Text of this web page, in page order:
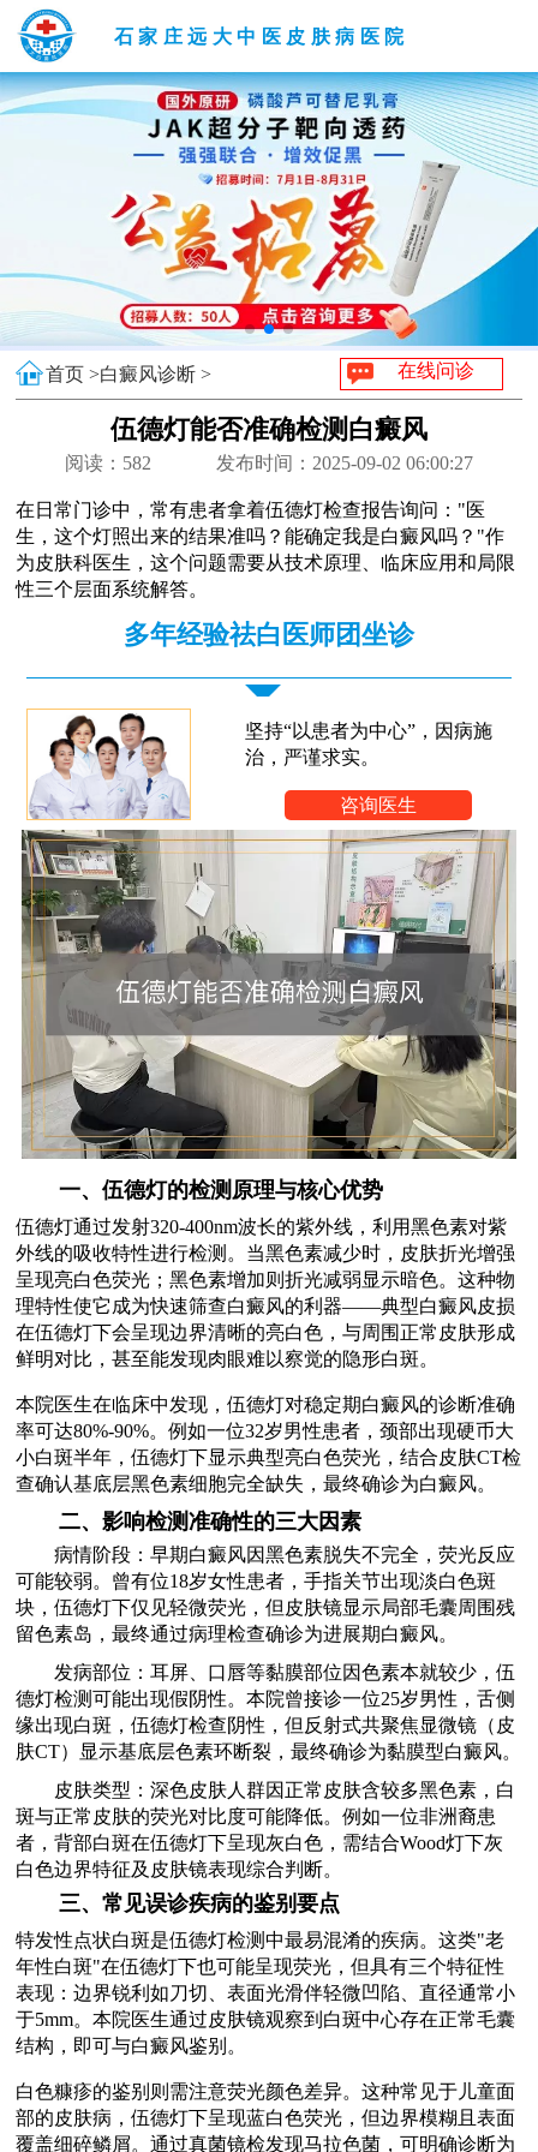
石家庄远大中医皮肤病医院
首页 >白癜风诊断 > 在线问诊
伍德灯能否准确检测白癜风
阅读： 582 发布时间：2025-09-02 06:00:27
在日常门诊中，常有患者拿着伍德灯检查报告询问："医
生，这个灯照出来的结果准吗？能确定我是白癜风吗？"作
为皮肤科医生，这个问题需要从技术原理、临床应用和局限
性三个层面系统解答。
多年经验祛白医师团坐诊
坚持“以患者为中心”，因病施
治，严谨求实。
咨询医生
一、伍德灯的检测原理与核心优势
伍德灯通过发射320-400nm波长的紫外线，利用黑色素对紫
外线的吸收特性进行检测。当黑色素减少时，皮肤折光增强
呈现亮白色荧光；黑色素增加则折光减弱显示暗色。这种物
理特性使它成为快速筛查白癜风的利器——典型白癜风皮损
在伍德灯下会呈现边界清晰的亮白色，与周围正常皮肤形成
鲜明对比，甚至能发现肉眼难以察觉的隐形白斑。
本院医生在临床中发现，伍德灯对稳定期白癜风的诊断准确
率可达80%-90%。例如一位32岁男性患者，颈部出现硬币大
小白斑半年，伍德灯下显示典型亮白色荧光，结合皮肤CT检
查确认基底层黑色素细胞完全缺失，最终确诊为白癜风。
二、影响检测准确性的三大因素
病情阶段：早期白癜风因黑色素脱失不完全，荧光反应
可能较弱。曾有位18岁女性患者，手指关节出现淡白色斑
块，伍德灯下仅见轻微荧光，但皮肤镜显示局部毛囊周围残
留色素岛，最终通过病理检查确诊为进展期白癜风。
发病部位：耳屏、口唇等黏膜部位因色素本就较少，伍
德灯检测可能出现假阴性。本院曾接诊一位25岁男性，舌侧
缘出现白斑，伍德灯检查阴性，但反射式共聚焦显微镜（皮
肤CT）显示基底层色素环断裂，最终确诊为黏膜型白癜风。
皮肤类型：深色皮肤人群因正常皮肤含较多黑色素，白
斑与正常皮肤的荧光对比度可能降低。例如一位非洲裔患
者，背部白斑在伍德灯下呈现灰白色，需结合Wood灯下灰
白色边界特征及皮肤镜表现综合判断。
三、常见误诊疾病的鉴别要点
特发性点状白斑是伍德灯检测中最易混淆的疾病。这类"老
年性白斑"在伍德灯下也可能呈现荧光，但具有三个特征性
表现：边界锐利如刀切、表面光滑伴轻微凹陷、直径通常小
于5mm。本院医生通过皮肤镜观察到白斑中心存在正常毛囊
结构，即可与白癜风鉴别。
白色糠疹的鉴别则需注意荧光颜色差异。这种常见于儿童面
部的皮肤病，伍德灯下呈现蓝白色荧光，但边界模糊且表面
覆盖细碎鳞屑。通过真菌镜检发现马拉色菌，可明确诊断为